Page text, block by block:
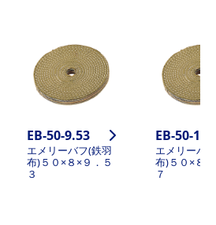
EB-50-9.53
エメリーバフ(鉄羽
布)５０×８×９．５
３
EB-50-
エメリーバ
布)５０×８×
７